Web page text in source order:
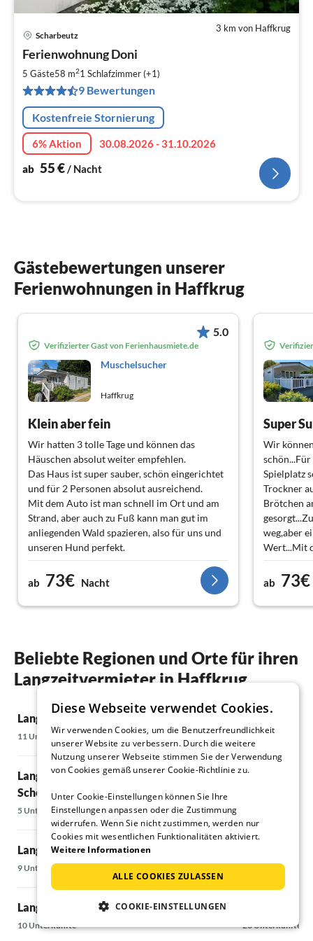
3 km von Haffkrug
Scharbeutz
Ferienwohnung Doni
5 Gäste58 m21 Schlafzimmer (+1)
9 Bewertungen
Kostenfreie Stornierung
6% Aktion
30.08.2026 - 31.10.2026
ab 55€/ Nacht
Gästebewertungen unserer
Ferienwohnungen in Haffkrug
5.0
Verifizierter Gast von Ferienhausmiete.de
Muschelsucher
Haffkrug
Klein aber fein
Wir hatten 3 tolle Tage und können das
Häuschen absolut weiter empfehlen.
Das Haus ist super sauber, schön eingerichtet
und für 2 Personen absolut ausreichend.
Mit dem Auto ist man schnell im Ort und am
Strand, aber auch zu Fuß kann man gut im
anliegenden Wald spazieren, also für uns und
unseren Hund perfekt.
ab 73€ Nacht
Super
Wir
Spielplatz
Trockner
Brötchen
weg,aber
Wert...Mit
oder so
Dank an
ab 73€
Beliebte Regionen und Orte für ihren
Langzeitvermieter in Haffkrug
Langzeitvermieter in Boltenhagen
11 Unterkünfte
Langzeitvermieter in Schönberg &
Schönberger Strand
5 Unterkünfte
Langzeitvermieter in Dahme
9 Unterkünfte
Langzeitvermieter in Grömitz
10 Unterkünfte
Bucht
28 Unterkünfte
9 Unterkünfte
26 Unterkünfte
Diese Webseite verwendet Cookies.
Wir verwenden Cookies, um die Benutzerfreundlichkeit
unserer Website zu verbessern. Durch die weitere
Nutzung unserer Webseite stimmen Sie der Verwendung
von Cookies gemäß unserer Cookie-Richtlinie zu.
Unter Cookie-Einstellungen können Sie Ihre
Einstellungen anpassen oder die Zustimmung
widerrufen. Wenn Sie nicht zustimmen, werden nur
Cookies mit wesentlichen Funktionalitäten aktiviert.
Weitere Informationen
ALLE COOKIES ZULASSEN
COOKIE-EINSTELLUNGEN